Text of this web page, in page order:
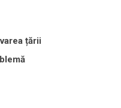
țării